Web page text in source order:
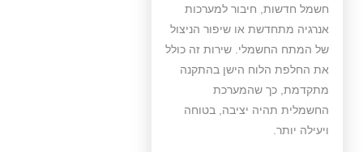
חשמל חדשות, חיבור למערכות
אנרגיה מתחדשת או שיפור הניצול
של המתח החשמלי. שירות זה כולל
את החלפת הלוח הישן בהתקנה
מתקדמת, כך שהמערכת
החשמלית תהיה יציבה, בטוחה
ויעילה יותר.